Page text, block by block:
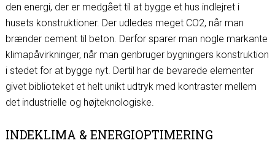
den energi, der er medgået til at bygge et hus indlejret i
husets konstruktioner. Der udledes meget CO2, når man
brænder cement til beton. Derfor sparer man nogle markante
klimapåvirkninger, når man genbruger bygningers konstruktion
i stedet for at bygge nyt. Dertil har de bevarede elementer
givet biblioteket et helt unikt udtryk med kontraster mellem
det industrielle og højteknologiske.
INDEKLIMA & ENERGIOPTIMERING